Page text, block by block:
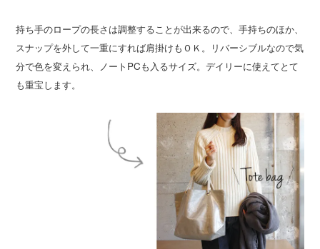
持ち手のロープの長さは調整することが出来るので、手持ちのほか、
スナップを外して一重にすれば肩掛けもＯＫ。リバーシブルなので気
分で色を変えられ、ノートPCも入るサイズ。デイリーに使えてとて
も重宝します。